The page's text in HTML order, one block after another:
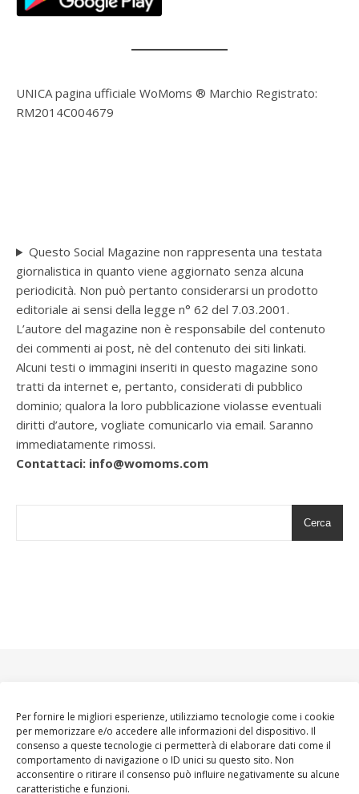
Per fornire le migliori esperienze, utilizziamo tecnologie come i cookie
per memorizzare e/o accedere alle informazioni del dispositivo. Il
consenso a queste tecnologie ci permetterà di elaborare dati come il
comportamento di navigazione o ID unici su questo sito. Non
acconsentire o ritirare il consenso può influire negativamente su alcune
caratteristiche e funzioni.
UNICA pagina ufficiale WoMoms ® Marchio Registrato:
RM2014C004679
Questo Social Magazine non rappresenta una testata
giornalistica in quanto viene aggiornato senza alcuna
periodicità. Non può pertanto considerarsi un prodotto
editoriale ai sensi della legge n° 62 del 7.03.2001.
L’autore del magazine non è responsabile del contenuto
dei commenti ai post, nè del contenuto dei siti linkati.
Alcuni testi o immagini inseriti in questo magazine sono
tratti da internet e, pertanto, considerati di pubblico
dominio; qualora la loro pubblicazione violasse eventuali
diritti d’autore, vogliate comunicarlo via email. Saranno
immediatamente rimossi.
Contattaci: info@womoms.com
Cerca